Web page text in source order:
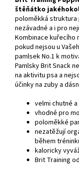
štěňátko
poloměkká
nezávadné a i pro
Kombinace kuřecího
pokud nejsou u
pamlsek No.1 k
Pamlsky Brit Snack
na aktivitu psa a
účinky na zuby a
velmi chutné
vhodné pro
poloměkké
nezatěžují
během
kaloricky
Brit Training